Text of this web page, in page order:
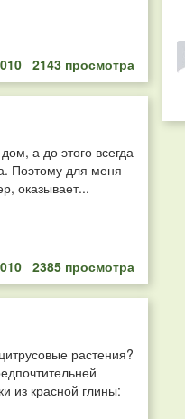
2143 просмотра
а до этого всегда
Поэтому для меня
оказывает...
2385 просмотра
растения?
из красной глины: